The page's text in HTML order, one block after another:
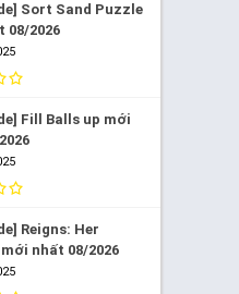
Sort Sand Puzzle
08/2026
Fill Balls up mới
Reigns: Her
nhất 08/2026